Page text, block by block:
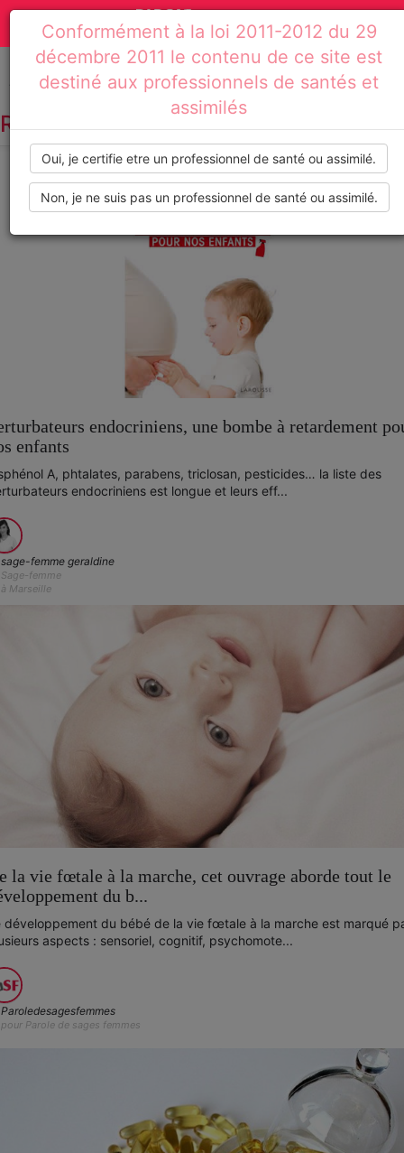
Toggle
navigation
Actualités
médicales,
dossiers
thématiques,
formations,
recommandations
Accueil Résultats de recherche : foetus
RECHERCHE PAR TAG :FOETUS
endocriniens, une bombe à retardement
enfants
A, phtalates, parabens, triclosan, pesticides… la liste des
endocriniens est longue et leurs eff...
sage-femme geraldine
Sage-femme
à Marseille
la vie fœtale à la marche, cet ouvrage aborde tout le
du b...
développement du bébé de la vie fœtale à la marche est marqué
aspects : sensoriel, cognitif, psychomote...
Paroledesagesfemmes
pour Parole de sages femmes
Conformément à la loi 2011-2012 du 29
décembre 2011 le contenu de ce site est
destiné aux professionnels de santés et
assimilés
Oui, je certifie etre un professionnel de santé ou assimilé.
Non, je ne suis pas un professionnel de santé ou assimilé.